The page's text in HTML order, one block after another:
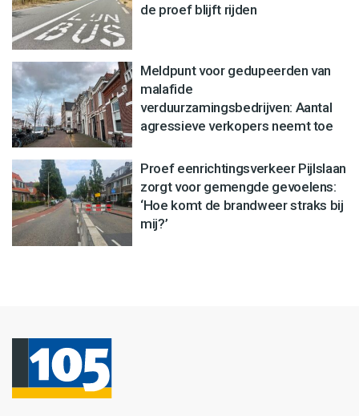
de proef blijft rijden
Meldpunt voor gedupeerden van
malafide
verduurzamingsbedrijven: Aantal
agressieve verkopers neemt toe
Proef eenrichtingsverkeer Pijlslaan
zorgt voor gemengde gevoelens:
‘Hoe komt de brandweer straks bij
mij?’